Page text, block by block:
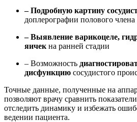
– Подробную картину
доплерографии полового члена
– Выявление варикоцеле,
яичек на ранней стадии
– Возможность
дисфункцию сосудистого
Точные данные, полученные на
позволяют врачу сравнить
отследить динамику и избежать
ведении пациента.